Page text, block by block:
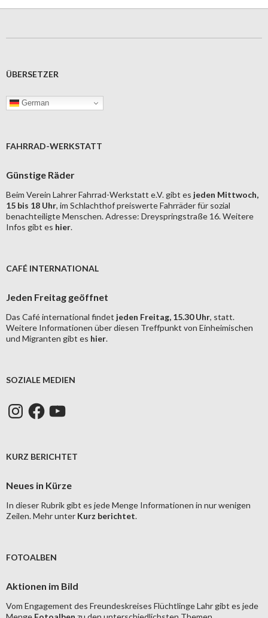
ÜBERSETZER
German
FAHRRAD-WERKSTATT
Günstige Räder
Beim Verein Lahrer Fahrrad-Werkstatt e.V. gibt es jeden Mittwoch,
15 bis 18 Uhr, im Schlachthof preiswerte Fahrräder für sozial
benachteiligte Menschen. Adresse: Dreyspringstraße 16. Weitere
Infos gibt es hier.
CAFÉ INTERNATIONAL
Jeden Freitag geöffnet
Das Café international findet jeden Freitag, 15.30 Uhr, statt.
Weitere Informationen über diesen Treffpunkt von Einheimischen
und Migranten gibt es hier.
SOZIALE MEDIEN
InstagramFacebookYouTube
KURZ BERICHTET
Neues in Kürze
In dieser Rubrik gibt es jede Menge Informationen in nur wenigen
Zeilen. Mehr unter Kurz berichtet.
FOTOALBEN
Aktionen im Bild
Vom Engagement des Freundeskreises Flüchtlinge Lahr gibt es jede